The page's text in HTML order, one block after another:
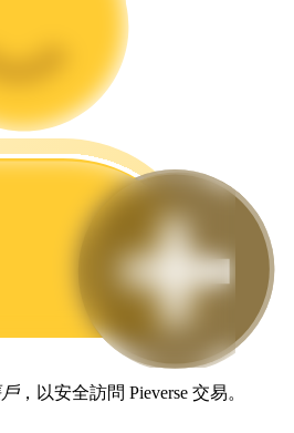
，以安全訪問 Pieverse 交易。